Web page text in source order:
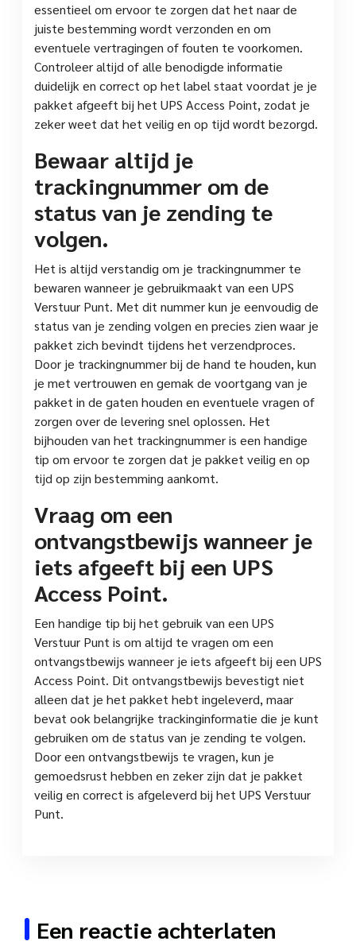
essentieel om ervoor te zorgen dat het naar de
juiste bestemming wordt verzonden en om
eventuele vertragingen of fouten te voorkomen.
Controleer altijd of alle benodigde informatie
duidelijk en correct op het label staat voordat je je
pakket afgeeft bij het UPS Access Point, zodat je
zeker weet dat het veilig en op tijd wordt bezorgd.
Bewaar altijd je
trackingnummer om de
status van je zending te
volgen.
Het is altijd verstandig om je trackingnummer te
bewaren wanneer je gebruikmaakt van een UPS
Verstuur Punt. Met dit nummer kun je eenvoudig de
status van je zending volgen en precies zien waar je
pakket zich bevindt tijdens het verzendproces.
Door je trackingnummer bij de hand te houden, kun
je met vertrouwen en gemak de voortgang van je
pakket in de gaten houden en eventuele vragen of
zorgen over de levering snel oplossen. Het
bijhouden van het trackingnummer is een handige
tip om ervoor te zorgen dat je pakket veilig en op
tijd op zijn bestemming aankomt.
Vraag om een
ontvangstbewijs wanneer je
iets afgeeft bij een UPS
Access Point.
Een handige tip bij het gebruik van een UPS
Verstuur Punt is om altijd te vragen om een
ontvangstbewijs wanneer je iets afgeeft bij een UPS
Access Point. Dit ontvangstbewijs bevestigt niet
alleen dat je het pakket hebt ingeleverd, maar
bevat ook belangrijke trackinginformatie die je kunt
gebruiken om de status van je zending te volgen.
Door een ontvangstbewijs te vragen, kun je
gemoedsrust hebben en zeker zijn dat je pakket
veilig en correct is afgeleverd bij het UPS Verstuur
Punt.
Een reactie achterlaten